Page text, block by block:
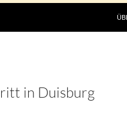
in Duisburg